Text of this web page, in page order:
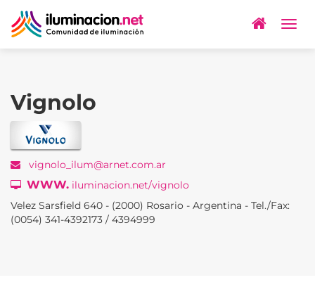
Vignolo
vignolo_ilum@arnet.com.ar
WWW. iluminacion.net/vignolo
Velez Sarsfield 640 - (2000) Rosario - Argentina - Tel./Fax:
(0054) 341-4392173 / 4394999